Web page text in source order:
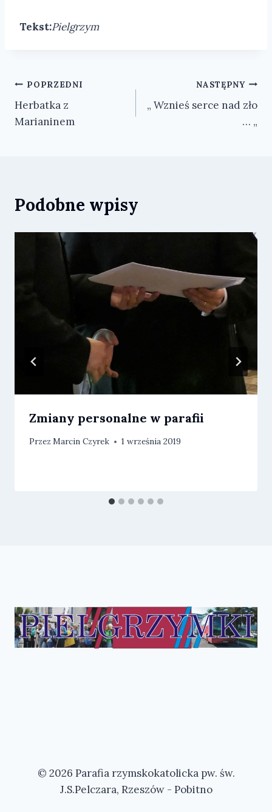
Tekst:Pielgrzym
Nawigacja
wpisu
POPRZEDNI
Herbatka z
Marianinem
NASTĘPNY
„ Wznieś serce nad zło
… „
Podobne wpisy
Zmiany personalne w parafii
Przez Marcin Czyrek 1 września 2019
© 2026 Parafia rzymskokatolicka pw. św.
J.S.Pelczara, Rzeszów - Pobitno